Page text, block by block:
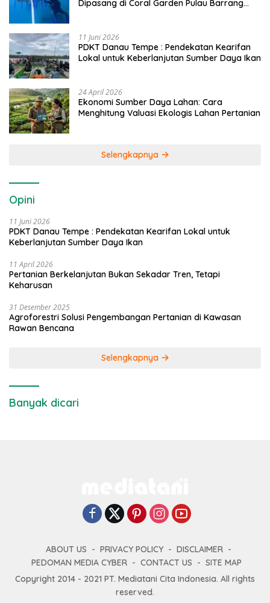
Dipasang di Coral Garden Pulau Barrang
11 Juni 2026
PDKT Danau Tempe : Pendekatan Kearifan
Lokal untuk Keberlanjutan Sumber Daya Ikan
24 April 2026
Ekonomi Sumber Daya Lahan: Cara
Menghitung Valuasi Ekologis Lahan Pertanian
Selengkapnya
Opini
11 Juni 2026
PDKT Danau Tempe : Pendekatan Kearifan Lokal untuk
Keberlanjutan Sumber Daya Ikan
11 April 2026
Pertanian Berkelanjutan Bukan Sekadar Tren, Tetapi
Keharusan
31 Desember 2025
Agroforestri Solusi Pengembangan Pertanian di Kawasan
Rawan Bencana
Selengkapnya
Banyak dicari
ABOUT US PRIVACY POLICY
DISCLAIMER
PEDOMAN MEDIA CYBER
CONTACT US
SITE MAP
Copyright 2014 - 2021 PT. Mediatani Cita Indonesia. All rights
reserved.